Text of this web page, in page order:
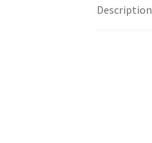
Description